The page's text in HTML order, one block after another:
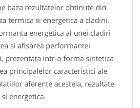
baza rezultatelor obtinute din
termica si energetica a cladirii.
energetica al unei cladiri
si afisarea performantei
prezentata intr-o forma sintetica
principalelor caracteristici ale
aferente acesteia, rezultate
energetica.